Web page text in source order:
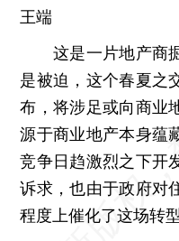
王端
这是一片地产商掘
是被迫，这个春夏之
布，将涉足或向商业
源于商业地产本身蕴
竞争日趋激烈之下开
诉求，也由于政府对
程度上催化了这场转型